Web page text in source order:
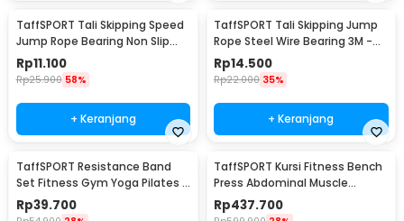
TaffSPORT Tali Skipping Speed
Jump Rope Bearing Non Slip
Sports Weight - JR05
Rp11.100
Rp25.900 58%
+ Keranjang
TaffSPORT Tali Skipping Jump
Rope Steel Wire Bearing 3M -
D053
Rp14.500
Rp22.000 35%
+ Keranjang
TaffSPORT Resistance Band
Set Fitness Gym Yoga Pilates 11
PCS - YR2-11
Rp39.700
TaffSPORT Kursi Fitness Bench
Press Abdominal Muscle
Foldable - YC-300
Rp437.700